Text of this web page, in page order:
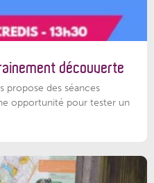
découverte
propose des séances
opportunité pour tester un